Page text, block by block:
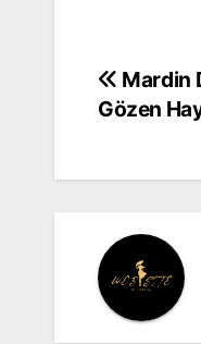
Yazı
Mardin
Gözen